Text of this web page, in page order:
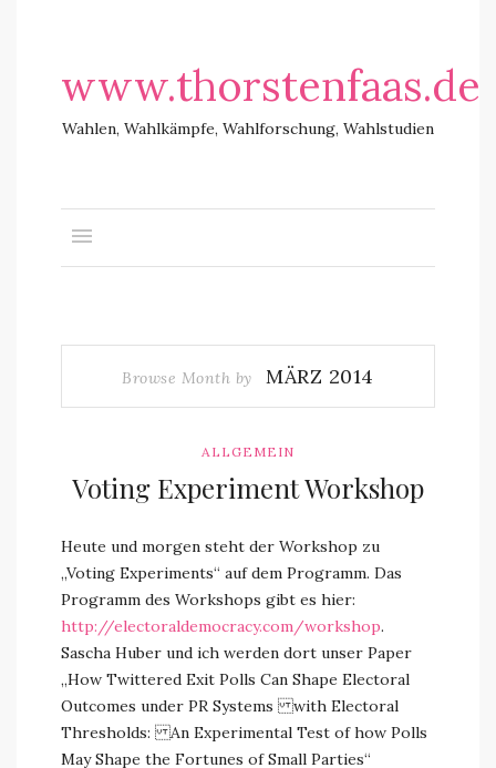
www.thorstenfaas.de
Wahlen, Wahlkämpfe, Wahlforschung, Wahlstudien
Browse Month by MÄRZ 2014
ALLGEMEIN
Voting Experiment Workshop
Heute und morgen steht der Workshop zu
„Voting Experiments“ auf dem Programm. Das
Programm des Workshops gibt es hier:
http://electoraldemocracy.com/workshop.
Sascha Huber und ich werden dort unser Paper
„How Twittered Exit Polls Can Shape Electoral
Outcomes under PR Systems with Electoral
Thresholds: An Experimental Test of how Polls
May Shape the Fortunes of Small Parties“